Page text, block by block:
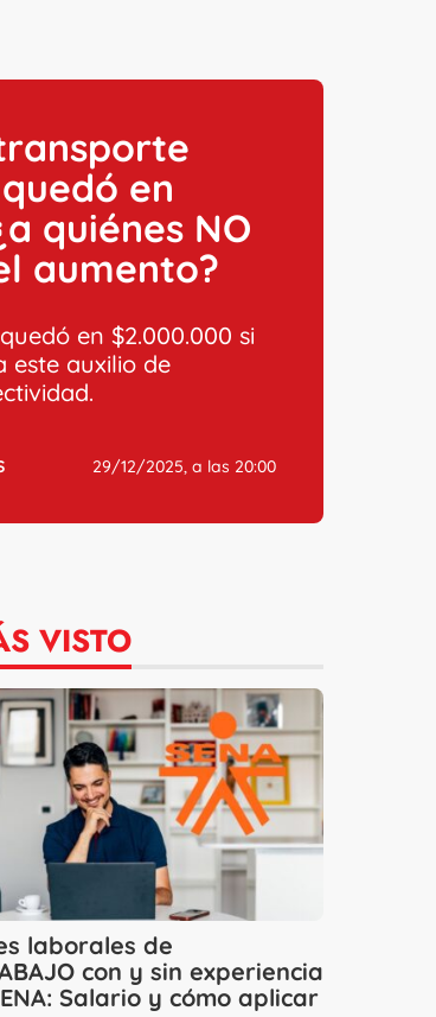
en
quiénes NO
aumento?
en $2.000.000 si
este auxilio de
29/12/2025, a las 20:00
VISTO
laborales de
con y sin experiencia
Salario y cómo aplicar